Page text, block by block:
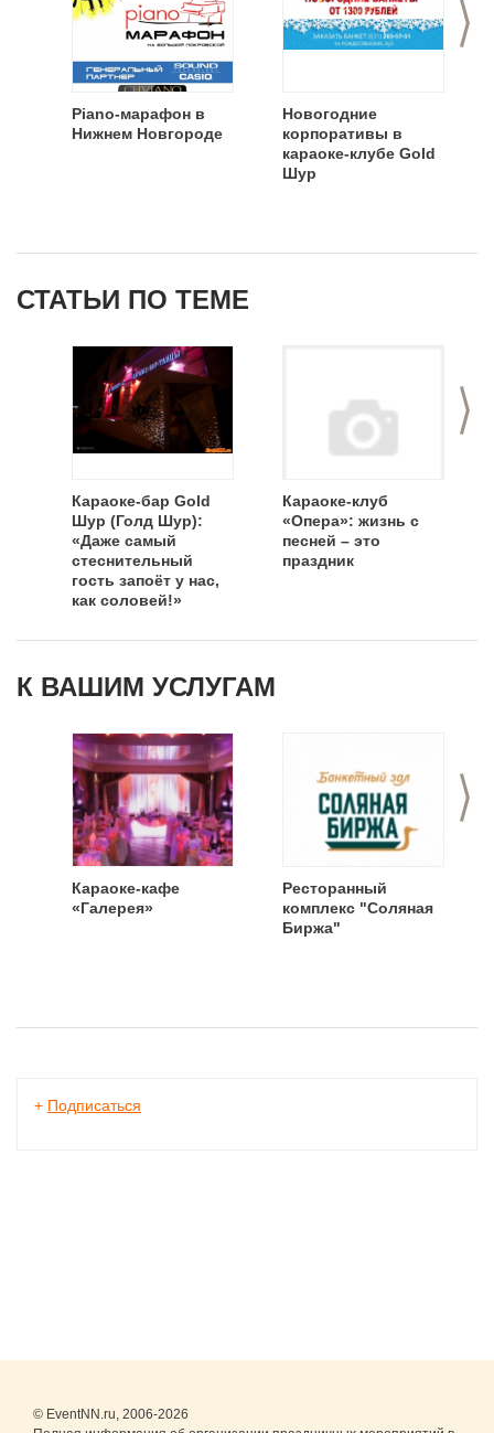
>
Piano-марафон в
Нижнем Новгороде
Новогодние
корпоративы в
караоке-клубе Gold
Шур
СТАТЬИ ПО ТЕМЕ
>
Караоке-бар Gold
Шур (Голд Шур):
«Даже самый
стеснительный
гость запоёт у нас,
как соловей!»
Караоке-клуб
«Опера»: жизнь с
песней – это
праздник
К ВАШИМ УСЛУГАМ
>
Караоке-кафе
«Галерея»
Ресторанный
комплекс "Соляная
Биржа"
+ Подписаться
© EventNN.ru, 2006-2026